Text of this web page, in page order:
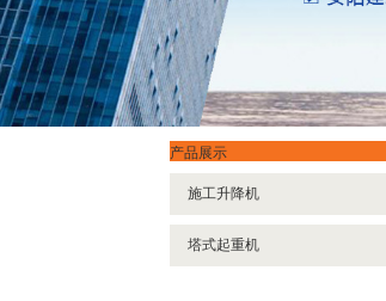
产品展示
施工升降机
塔式起重机